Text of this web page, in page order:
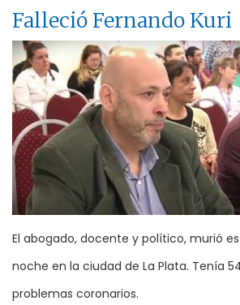
Falleció Fernando Kuri
El abogado, docente y político, murió
noche en la ciudad de La Plata. Tenía
problemas coronarios.